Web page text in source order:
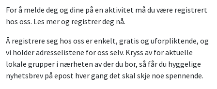
For å melde deg og dine på en aktivitet må du være registrert
hos oss. Les mer og registrer deg nå.
Å registrere seg hos oss er enkelt, gratis og uforpliktende, og
vi holder adresselistene for oss selv. Kryss av for aktuelle
lokale grupper i nærheten av der du bor, så får du hyggelige
nyhetsbrev på epost hver gang det skal skje noe spennende.